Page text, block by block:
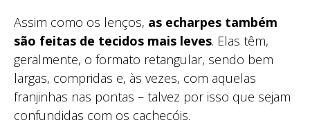
Assim como os lenços, as echarpes também
são feitas de tecidos mais leves. Elas têm,
geralmente, o formato retangular, sendo bem
largas, compridas e, às vezes, com aquelas
franjinhas nas pontas – talvez por isso que sejam
confundidas com os cachecóis.